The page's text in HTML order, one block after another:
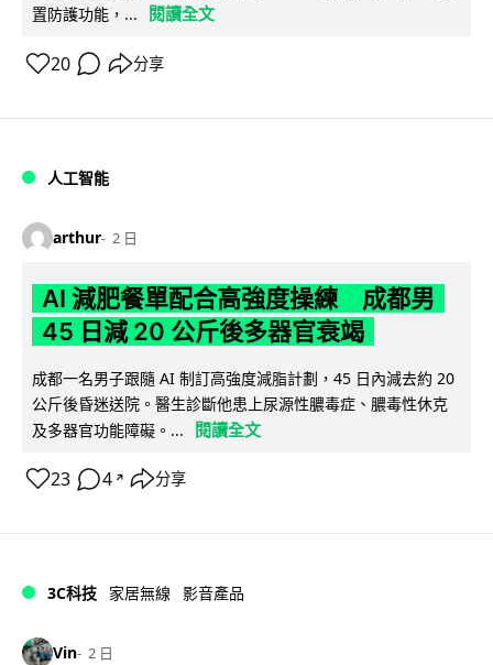
置防護功能，...
閱讀全文
20 分享
人工智能
arthur 2 日
AI 減肥餐單配合高強度操練 成都男
45 日減 20 公斤後多器官衰竭
成都一名男子跟隨 AI 制訂高強度減脂計劃，45 日內減去約 20
公斤後昏迷送院。醫生診斷他患上尿源性膿毒症、膿毒性休克
及多器官功能障礙。...
閱讀全文
23 4 ↗ 分享
3C科技 家居無線 影音產品
Vin 2 日